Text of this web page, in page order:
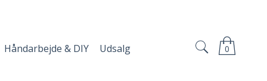
0
Håndarbejde & DIY Udsalg